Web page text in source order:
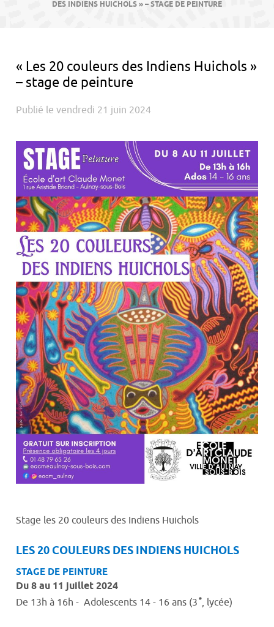
DES INDIENS HUICHOLS » – STAGE DE PEINTURE
« Les 20 couleurs des Indiens Huichols »
– stage de peinture
Publié le vendredi 21 juin 2024
Stage les 20 couleurs des Indiens Huichols
LES 20 COULEURS DES INDIENS HUICHOLS
STAGE DE PEINTURE
Du 8 au 11 juillet 2024
De 13h à 16h - Adolescents 14 - 16 ans (3 e, lycée)